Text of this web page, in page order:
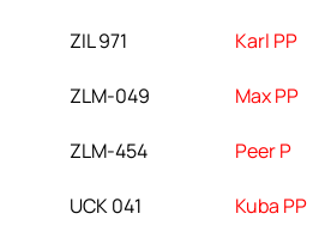
ZIL 971 Karl PP
ZLM-049 Max PP
ZLM-454 Peer P
UCK 041 Kuba PP